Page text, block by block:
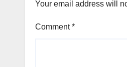
Your email address will
Comment*